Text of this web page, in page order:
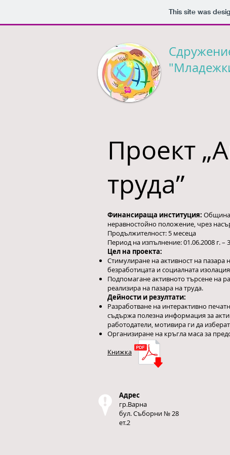
This site was
Проект
труда”
Финансираща институция: Община
неравностойно положение, чрез
Продължителност: 5 месеца
Период на изпълнение: 01.06.2008 г. –
Цел на проекта:
Стимулиране на активност на пазара
безработицата и социалната
Подпомагане активното търсене на
реализира на пазара на труда.
Дейности и резултати:
Разработване на интерактивно
съдържа полезна информация за
работодатели, мотивира ги да
Организиране на кръгла маса за
Книжка
Адрес
гр.Варна
бул. Съборни № 28
ет.2